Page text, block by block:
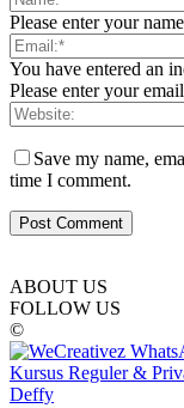
Please enter your
You have entered an
Please enter your
Save my name,
time I comment.
ABOUT US
FOLLOW US
©
Kursus Reguler &
Deffy